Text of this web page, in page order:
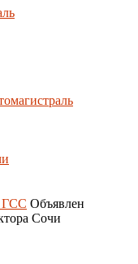
ГСС Объявлен
Сочи